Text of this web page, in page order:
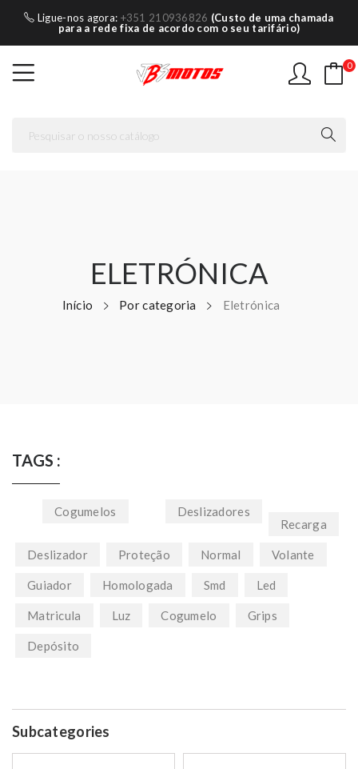
Ligue-nos agora: +351 210936826 (Custo de uma chamada
para a rede fixa de acordo com o seu tarifário)
0
ELETRÓNICA
Início Por categoria Eletrónica
TAGS :
Cogumelos
Deslizadores
Recarga
Deslizador Proteção Normal Volante
Guiador Homologada Smd Led
Matricula Luz Cogumelo Grips
Depósito
Subcategories